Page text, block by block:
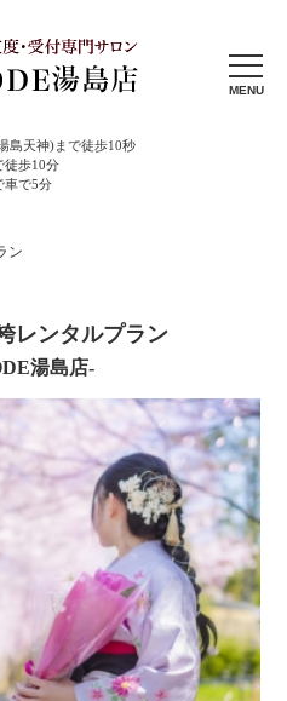
MENU
島天神)まで徒歩10秒
徒歩10分
車で5分
ン
レンタルプラン
湯島店-